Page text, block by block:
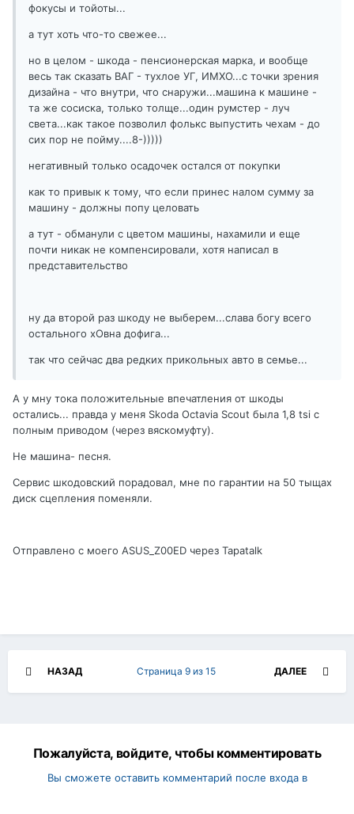
фокусы и тойоты...
а тут хоть что-то свежее...
но в целом - шкода - пенсионерская марка, и вообще
весь так сказать ВАГ - тухлое УГ, ИМХО...с точки зрения
дизайна - что внутри, что снаружи...машина к машине -
та же сосиска, только толще...один румстер - луч
света...как такое позволил фолькс выпустить чехам - до
сих пор не пойму....8-)))))
негативный только осадочек остался от покупки
как то привык к тому, что если принес налом сумму за
машину - должны попу целовать
а тут - обманули с цветом машины, нахамили и еще
почти никак не компенсировали, хотя написал в
представительство
ну да второй раз шкоду не выберем...слава богу всего
остального хОвна дофига...
так что сейчас два редких прикольных авто в семье...
А у мну тока положительные впечатления от шкоды
остались... правда у меня Skoda Octavia Scout была 1,8 tsi с
полным приводом (через вяскомуфту).
Не машина- песня.
Сервис шкодовский порадовал, мне по гарантии на 50 тыщах
диск сцепления поменяли.
Отправлено с моего ASUS_Z00ED через Tapatalk
НАЗАД ДАЛЕЕ
Страница 9 из 15
Пожалуйста, войдите, чтобы комментировать
Вы сможете оставить комментарий после входа в